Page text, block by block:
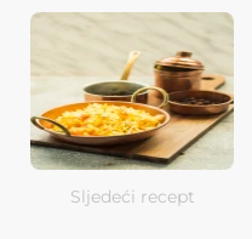
Sljedeći recept